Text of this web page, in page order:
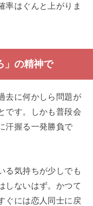
率はぐんと上がりま
」の精神で
去に何かしら問題が
です。しかも普段会
汗握る一発勝負で
る気持ちが少しでも
しないはず。かつて
ぐには恋人同士に戻